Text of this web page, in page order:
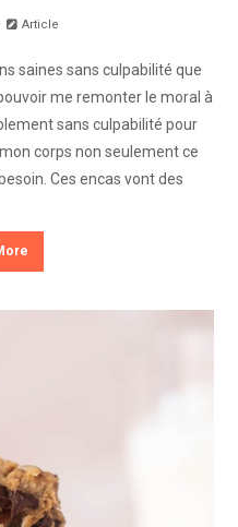
Article
saines sans culpabilité que
me remonter le moral à
sans culpabilité pour
corps non seulement ce
Ces encas vont des